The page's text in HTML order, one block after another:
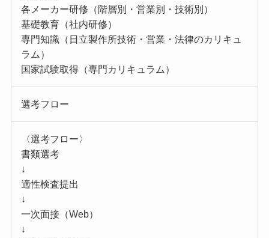
各メーカー研修（階層別・営業別・技術別）
基礎教育（社内研修）
専門知識（日立製作所技術・営業・法律のカリキュ
ラム）
国家試験取得（専門カリキュラム）
選考フロー
〈選考フロー〉
書類選考
↓
適性検査提出
↓
一次面接（Web）
↓